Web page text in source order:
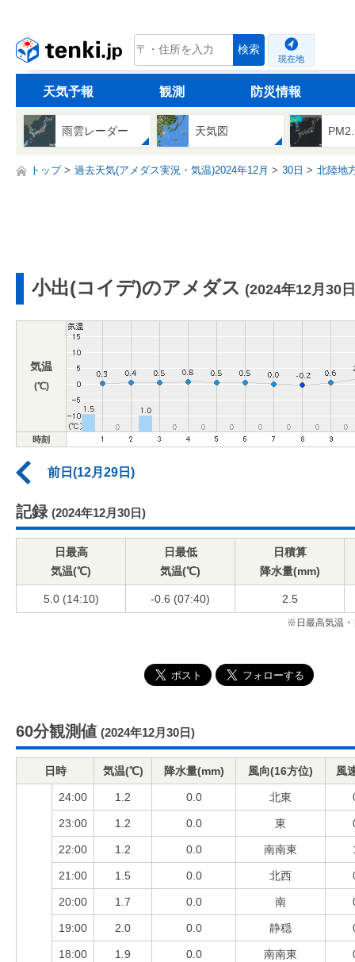
tenki.jp 検索
現在地
天気予報 観測 防災情報
雨雲レーダー 天気図
トップ 過去天気(アメダス実況・気温)2024年12月 30日 北陸地
小出(コイデ)のアメダス (2024年12月30
気温
(℃)
時刻
前日(12月29日)
記録 (2024年12月30日)
日最高
気温(℃)
日最低
気温(℃)
日積算
降水量(mm)
5.0 (14:10) -0.6 (07:40) 2.5
※日最高気温・
60分観測値 (2024年12月30日)
日時 気温(℃) 降水量(mm) 風向(16方位) 風
24:00 1.2 0.0 北東
23:00 1.2 0.0 東
22:00 1.2 0.0 南南東
21:00 1.5 0.0 北西
20:00 1.7 0.0 南
19:00 2.0 0.0 静穏
18:00 1.9 0.0 南南東